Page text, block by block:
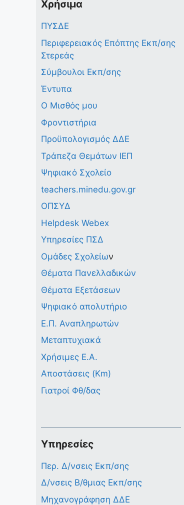
Χρήσιμα
ΠΥΣΔΕ
Περιφερειακός Επόπτης Εκπ/σης
Στερεάς
Σύμβουλοι Εκπ/σης
Έντυπα
Ο Μισθός μου
Φροντιστήρια
Προϋπολογισμός ΔΔΕ
Τράπεζα Θεμάτων ΙΕΠ
Ψηφιακό Σχολείο
teachers.minedu.gov.gr
ΟΠΣΥΔ
Helpdesk Webex
Υπηρεσίες ΠΣΔ
Ομάδες Σχολείων
Θέματα Πανελλαδικών
Θέματα Εξετάσεων
Ψηφιακό απολυτήριο
Ε.Π. Αναπληρωτών
Μεταπτυχιακά
Χρήσιμες Ε.Α.
Αποστάσεις (Km)
Γιατροί Φθ/δας
Υπηρεσίες
Περ. Δ/νσεις Εκπ/σης
Δ/νσεις Β/θμιας Εκπ/σης
Μηχανογράφηση ΔΔΕ